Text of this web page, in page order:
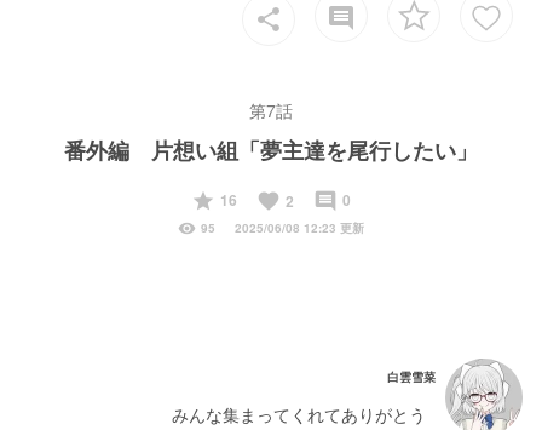
share insert_comment
第7話
番外編 片想い組「夢主達を尾行したい」
start
16 favorite 2 insert_comment 0
visibility 95 2025/06/08 12:23 更新
白雲雪菜
みんな集まってくれてありがとう